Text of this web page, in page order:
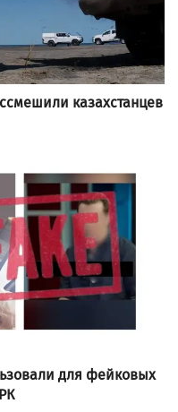
казахстанцев
для фейковых